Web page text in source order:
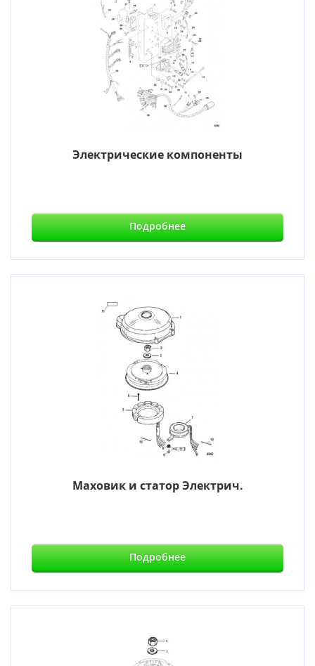
Электрические компоненты
Подробнее
Маховик и статор Электрич.
Подробнее